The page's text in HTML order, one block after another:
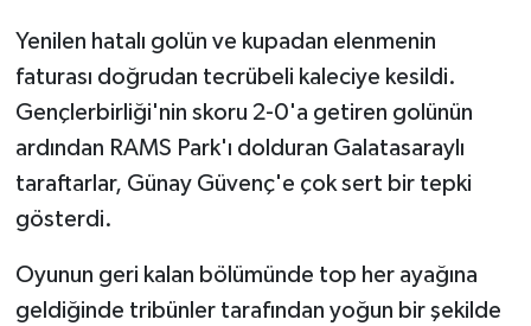
Yenilen hatalı golün ve kupadan elenmenin
faturası doğrudan tecrübeli kaleciye kesildi.
Gençlerbirliği'nin skoru 2-0'a getiren golünün
ardından RAMS Park'ı dolduran Galatasaraylı
taraftarlar, Günay Güvenç'e çok sert bir tepki
gösterdi.
Oyunun geri kalan bölümünde top her ayağına
geldiğinde tribünler tarafından yoğun bir şekilde